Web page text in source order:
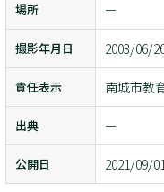
場所 ー
撮影年月日 2003/06/
責任表示 南城市教
出典 ー
公開日 2021/09/